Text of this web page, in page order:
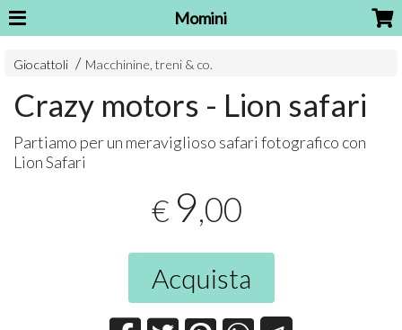
Momini
Giocattoli Macchinine, treni & co.
Crazy motors - Lion safari
Partiamo per un meraviglioso safari fotografico con
Lion Safari
€ 9,00
Acquista